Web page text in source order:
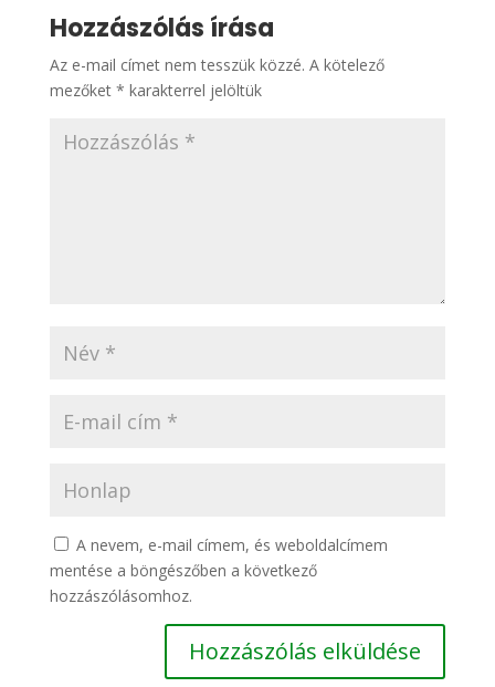
Hozzászólás írása
Az e-mail címet nem tesszük közzé. A kötelező
mezőket * karakterrel jelöltük
A nevem, e-mail címem, és weboldalcímem
mentése a böngészőben a következő
hozzászólásomhoz.